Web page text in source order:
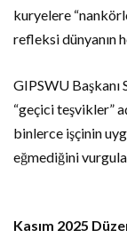
kuryelere
refleksi dünyanın
GIPSWU Başkanı
“geçici teşvikler”
binlerce işçinin
eğmediğini
Kasım 2025